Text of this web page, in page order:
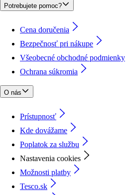
Potrebujete pomoc?
Cena doručenia
Bezpečnosť pri nákupe
Všeobecné obchodné podmienky
Ochrana súkromia
O nás
Prístupnosť
Kde dovážame
Poplatok za službu
Nastavenia cookies
Možnosti platby
Tesco.sk